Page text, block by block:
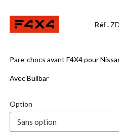
Réf .
Pare-chocs avant F4X4 pour
Avec Bullbar
Option